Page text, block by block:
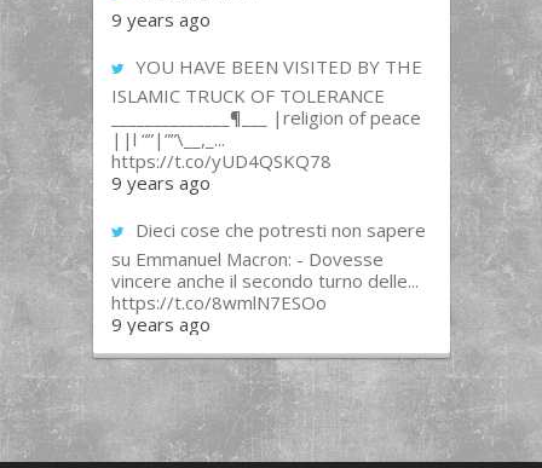
9 years ago
YOU HAVE BEEN VISITED BY THE
ISLAMIC TRUCK OF TOLERANCE
______________¶___ |religion of peace
||l “”|””\__,_...
https://t.co/yUD4QSKQ78
9 years ago
Dieci cose che potresti non sapere
su Emmanuel Macron: - Dovesse
vincere anche il secondo turno delle...
https://t.co/8wmlN7ESOo
9 years ago